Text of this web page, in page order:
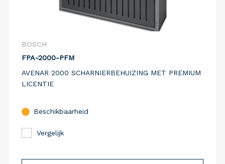
BOSCH
FPA-2000-PFM
AVENAR 2000 SCHARNIERBEHUIZING MET PREMIUM
LICENTIE
Beschikbaarheid
Vergelijk